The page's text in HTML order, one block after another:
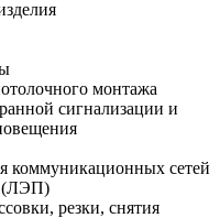
монтажа
сигнализации и
коммуникационных сетей
(ЛЭП)
резки, снятия